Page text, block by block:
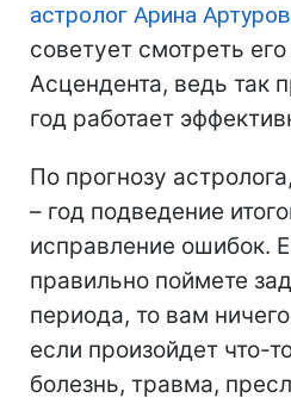
астролог Арина
советует смотреть его
Асцендента, ведь так
год работает
По прогнозу
– год подведение
исправление ошибок.
правильно поймете
периода, то вам
если произойдет что-
болезнь, травма,